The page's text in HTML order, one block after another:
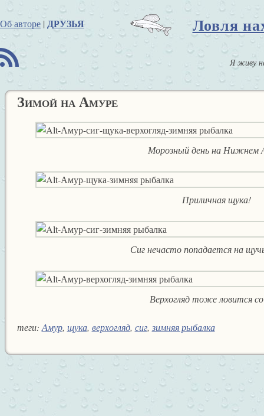
Об авторе | ДРУЗЬЯ Ловля
B Я живу
Зимой на Амуре
Морозный день на Нижнем
Приличная щука!
Сиг нечасто попадается на
Верхогляд тоже ловится
теги: Амур, щука, верхогляд, сиг, зимняя рыбалка